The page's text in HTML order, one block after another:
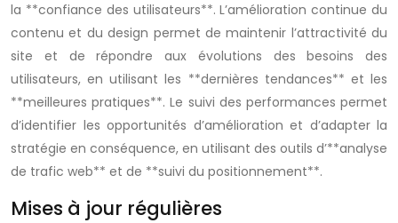
la **confiance des utilisateurs**. L’amélioration continue du
contenu et du design permet de maintenir l’attractivité du
site et de répondre aux évolutions des besoins des
utilisateurs, en utilisant les **dernières tendances** et les
**meilleures pratiques**. Le suivi des performances permet
d’identifier les opportunités d’amélioration et d’adapter la
stratégie en conséquence, en utilisant des outils d’**analyse
de trafic web** et de **suivi du positionnement**.
Mises à jour régulières